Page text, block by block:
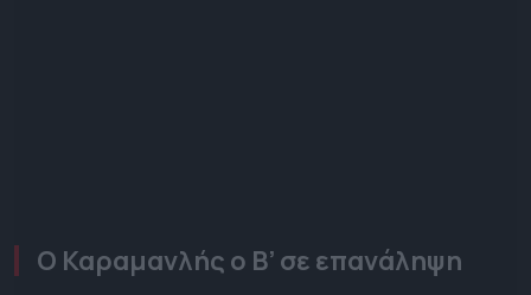
Ο Καραμανλής ο Β’ σε επανάληψη